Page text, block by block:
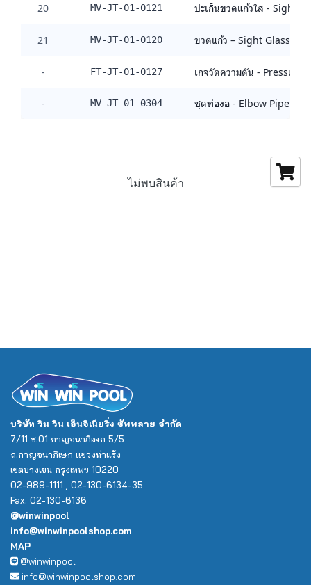
20 MV-JT-01-0121 ปะเก็นขวดแก้วใส - Sight
21 MV-JT-01-0120 ขวดแก้ว – Sight Glass
- FT-JT-01-0127 เกจวัดความดัน - Pressure
- MV-JT-01-0304 ชุดท่องอ - Elbow Pipe
ไม่พบสินค้า
บริษัท วิน วิน เอ็นจิเนียริ่ง ซัพพลาย จำกัด
7/11 ซ.01 กาญจนาภิเษก 5/5
ถ.กาญจนาภิเษก แขวงท่าแร้ง
เขตบางเขน กรุงเทพฯ 10220
02-989-1111 , 02-130-6134-35
Fax. 02-130-6136
@winwinpool
info@winwinpoolshop.com
MAP
@winwinpool
info@winwinpoolshop.com